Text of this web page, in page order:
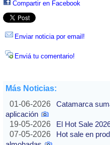
Compartir en Facebook
Enviar noticia por email!
Enviá tu comentario!
Más Noticias:
01-06-2026
Catamarca
aplicación
19-05-2026
El Hot Sale
07-05-2026
Hot sale en